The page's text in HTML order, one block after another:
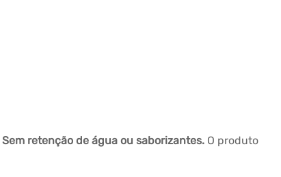
Sem retenção de água ou saborizantes. O produto